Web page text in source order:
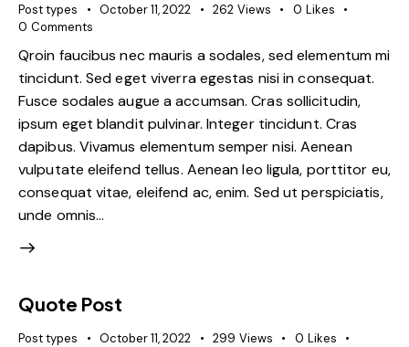
Post types October 11, 2022 262 Views 0 Likes
0 Comments
Qroin faucibus nec mauris a sodales, sed elementum mi
tincidunt. Sed eget viverra egestas nisi in consequat.
Fusce sodales augue a accumsan. Cras sollicitudin,
ipsum eget blandit pulvinar. Integer tincidunt. Cras
dapibus. Vivamus elementum semper nisi. Aenean
vulputate eleifend tellus. Aenean leo ligula, porttitor eu,
consequat vitae, eleifend ac, enim. Sed ut perspiciatis,
unde omnis…
Quote Post
Post types October 11, 2022 299 Views 0 Likes